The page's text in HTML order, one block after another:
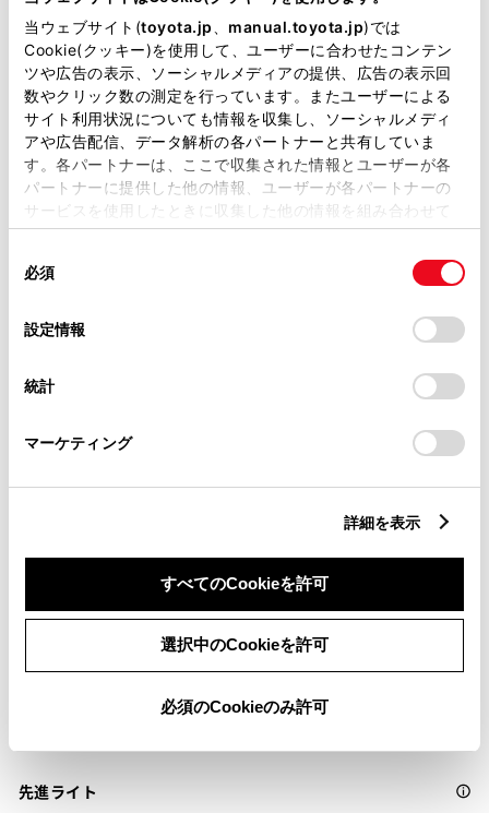
当ウェブサイト(toyota.jp manual.toyota.jp)では
Cookie(クッキー)を使用して、ユーザーに合わせたコンテン
ツや広告の表示、ソーシャルメディアの提供、広告の表示回
数やクリック数の測定を行っています。またユーザーによる
サイト利用状況についても情報を収集し、ソーシャルメディ
アや広告配信、データ解析の各パートナーと共有していま
す。各パートナーは、ここで収集された情報とユーザーが各
パートナーに提供した他の情報、ユーザーが各パートナーの
サービスを使用したときに収集した他の情報を組み合わせて
使用することがあります。当ウェブサイトの使用を続行する
デバイスにすべてのCookie(クッキー)が保存されることに同
意したことになります。Cookie(クッキー)のオプトアウト、
設定の変更、同意を撤回したりするにあたっては、当社の
「Cookie（クッキー）情報の取り扱いについて
」をご覧くだ
必須
設定情報
統計
マーケティング
詳細を表示
すべてのCookieを許可
選択中のCookieを許可
必須のCookieのみ許可
リモコンスターター
ETC
※ セットアップ費用は別途申し受けます
安全装置・運転サポート
サポカーS
（対車両・歩行者）
クルーズコントロール
先進ライト